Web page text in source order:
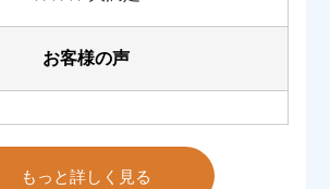
お客様の声
もっと詳しく見る